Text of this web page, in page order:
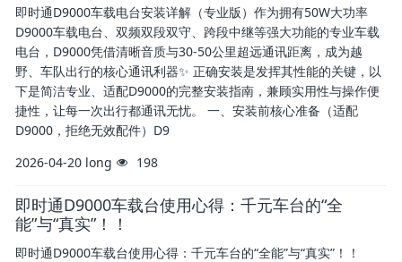
即时通D9000车载电台安装详解（专业版）作为拥有50W大功率
D9000车载电台、双频双段双守、跨段中继等强大功能的专业车载
电台，D9000凭借清晰音质与30-50公里超远通讯距离，成为越
野、车队出行的核心通讯利器✨ 正确安装是发挥其性能的关键，以
下是简洁专业、适配D9000的完整安装指南，兼顾实用性与操作便
捷性，让每一次出行都通讯无忧。 一、安装前核心准备（适配
D9000，拒绝无效配件）D9
2026-04-20 long 198
即时通D9000车载台使用心得：千元车台的“全
能”与“真实”！！
即时通D9000车载台使用心得：千元车台的“全能”与“真实”！！